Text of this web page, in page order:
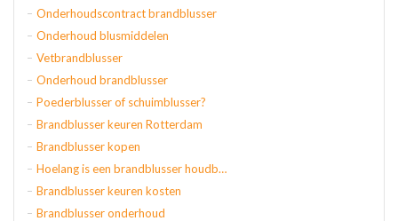
Onderhoudscontract brandblusser
Onderhoud blusmiddelen
Vetbrandblusser
Onderhoud brandblusser
Poederblusser of schuimblusser?
Brandblusser keuren Rotterdam
Brandblusser kopen
Hoelang is een brandblusser houdbaar
Brandblusser keuren kosten
Brandblusser onderhoud